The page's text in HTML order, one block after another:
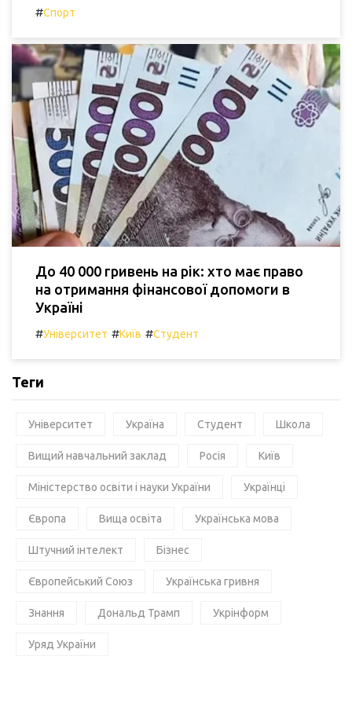
#Спорт
До 40 000 гривень на рік: хто має право
на отримання фінансової допомоги в
Україні
#Університет #Київ #Студент
Теги
Університет Україна Студент Школа
Вищий навчальний заклад Росія Київ
Міністерство освіти і науки України Українці
Європа Вища освіта Українська мова
Штучний інтелект Бізнес
Європейський Союз Українська гривня
Знання Дональд Трамп Укрінформ
Уряд України